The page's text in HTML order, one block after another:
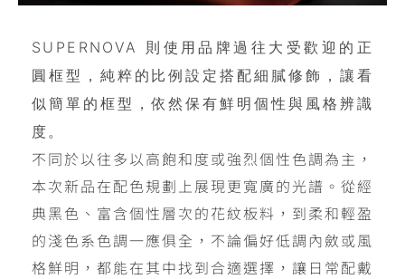
SUPERNOVA 則使用品牌過往大受歡迎的正
圓框型，純粹的比例設定搭配細膩修飾，讓看
似簡單的框型，依然保有鮮明個性與風格辨識
度。
不同於以往多以高飽和度或強烈個性色調為主，
本次新品在配色規劃上展現更寬廣的光譜。從經
典黑色、富含個性層次的花紋板料，到柔和輕盈
的淺色系色調一應俱全，不論偏好低調內斂或風
格鮮明，都能在其中找到合適選擇，讓日常配戴